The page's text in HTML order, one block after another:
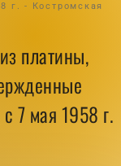
г. - Костромская
платины,
7 мая 1958 г.